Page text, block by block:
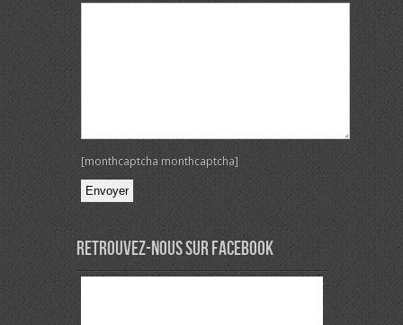
[monthcaptcha monthcaptcha]
Veuillez laisser ce champ vide.
Retrouvez-nous sur Facebook